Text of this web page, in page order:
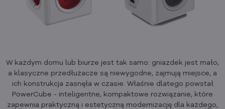
W każdym domu lub biurze jest tak samo: gniazdek jest mało,
a klasyczne przedłużacze są niewygodne, zajmują miejsce, a
ich konstrukcja zasnęła w czasie. Właśnie dlatego powstał
PowerCube - inteligentne, kompaktowe rozwiązanie, które
zapewnia praktyczną i estetyczną modernizację dla każdego,